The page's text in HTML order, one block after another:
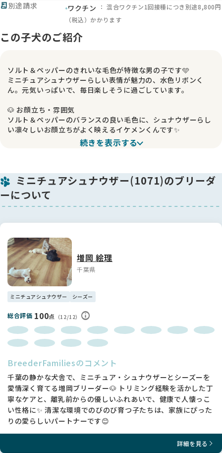
receipt_long別途請求 ワクチン
： 混合ワクチン1回接種につき別途8,800円
（税込）かかります
この子犬のご紹介
ソルト＆ペッパーのきれいな毛色が特徴な男の子です🩵
ミニチュアシュナウザーらしい表情が魅力の、水色リボンく
ん。元気いっぱいで、毎日楽しそうに過ごしています。
🐶 お顔立ち・雰囲気
ソルト＆ペッパーのバランスの良い毛色に、シュナウザーらし
い凛々しいお顔立ちがよく映えるイケメンくんです✨
可愛らしさの中にも、男の子らしいキリっと感があり、将来が
とても楽しみなタイプです。
おもちゃ遊びが大好きで、遊びスイッチが入ると全力で楽しむ
元気いっぱいボーイです😊
そして、褒められると尻尾がピーンと上がって、「どう？でき
たでしょ？」と言わんばかりのキリっとした表情を見せてくれ
🌱 日々の成長
毎日よく遊び、よく動き、健やかに成長しています。
人とのコミュニケーションも上手で、これからますます表情豊
かで賢いシュナウザーらしさが出てきそうです✨
この子を家族としてたくさん褒めて、たくさん遊んでくださる
素敵なご縁を心よりお待ちしております🍀
い。
続きを表示する
ミニチュアシュナウザー(1071)のブリーダ
ーについて
増岡 絵理
千葉県
ミニチュアシュナウザー シーズー
総合評価 100点 （12/12）
BreederFamiliesのコメント
千葉の静かな犬舎で、ミニチュア・シュナウザーとシーズーを
愛情深く育てる増岡ブリーダー🐶 トリミング経験を活かした丁
寧なケアと、離乳前からの優しいふれあいで、健康で人懐っこ
い性格に✨ 清潔な環境でのびのび育つ子たちは、家族にぴった
りの愛らしいパートナーです😊
詳細を見る